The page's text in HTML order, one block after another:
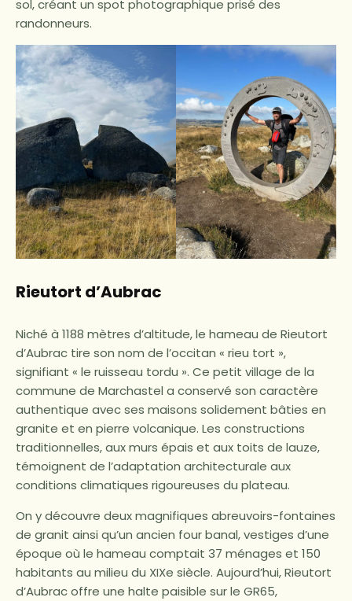
sol, créant un spot photographique prisé des
randonneurs.
Rieutort d’Aubrac
Niché à 1188 mètres d’altitude, le hameau de Rieutort
d’Aubrac tire son nom de l’occitan « rieu tort »,
signifiant « le ruisseau tordu ». Ce petit village de la
commune de Marchastel a conservé son caractère
authentique avec ses maisons solidement bâties en
granite et en pierre volcanique. Les constructions
traditionnelles, aux murs épais et aux toits de lauze,
témoignent de l’adaptation architecturale aux
conditions climatiques rigoureuses du plateau.
On y découvre deux magnifiques abreuvoirs-fontaines
de granit ainsi qu’un ancien four banal, vestiges d’une
époque où le hameau comptait 37 ménages et 150
habitants au milieu du XIXe siècle. Aujourd’hui, Rieutort
d’Aubrac offre une halte paisible sur le GR65,